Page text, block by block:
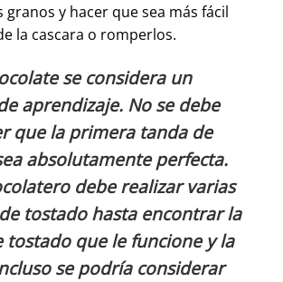
y hacer que sea más fácil
la cascara o romperlos.
se considera un
aprendizaje. No se debe
que la primera tanda de
absolutamente perfecta.
debe realizar varias
tostado hasta encontrar la
tostado que le funcione y la
se podría considerar